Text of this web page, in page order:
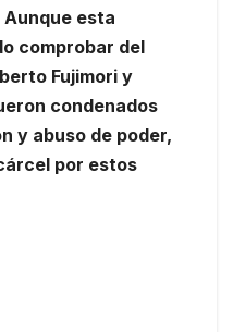
Aunque esta
comprobar del
Fujimori y
condenados
y abuso de poder,
por estos